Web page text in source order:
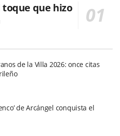
toque que hizo
de la Villa 2026: once citas
de Arcángel conquista el